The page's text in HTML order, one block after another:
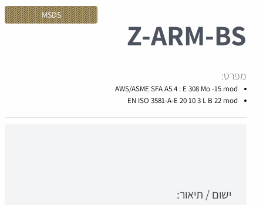
MSDS
Z-ARM-BS
מפרט:
AWS/ASME SFA A5.4 : E 308 Mo -15 mod
EN ISO 3581-A-E 20 10 3 L B 22 mod
ישום / תיאור: